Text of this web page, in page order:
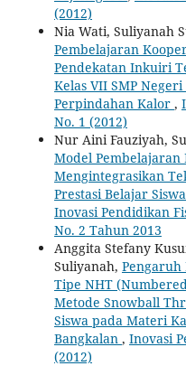
(2012)
Nia Wati, Suliyanah
Pembelajaran
Pendekatan Inkuiri
Kelas VII SMP
Perpindahan Kalor ,
No. 1 (2012)
Nur Aini Fauziyah,
Model Pembelajaran
Mengintegrasikan
‎Prestasi Belajar
Inovasi Pendidikan
No. 2 Tahun 2013
Anggita Stefany
Suliyanah,
Tipe NHT
Metode ‎Snowball
Siswa pada Materi
‎Bangkalan , Inovasi
(2012)